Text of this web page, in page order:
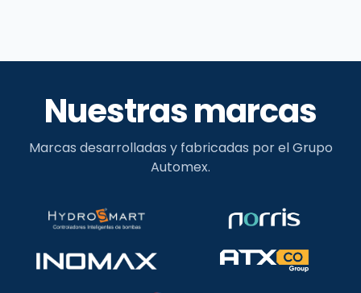
Nuestras marcas
Marcas desarrolladas y fabricadas por el Grupo
Automex.